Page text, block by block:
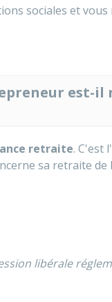
sociales et
est-il
retraite. C'est
sa retraite de
libérale